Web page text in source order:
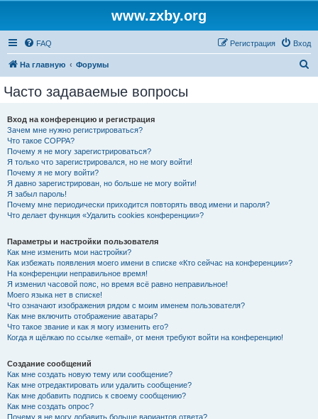
www.zxby.org
FAQ Вход
Регистрация
На главную Форумы
Часто задаваемые вопросы
Вход на конференцию и регистрация
Зачем мне нужно регистрироваться?
Что такое COPPA?
Почему я не могу зарегистрироваться?
Я только что зарегистрировался, но не могу войти!
Почему я не могу войти?
Я давно зарегистрирован, но больше не могу войти!
Я забыл пароль!
Почему мне периодически приходится повторять ввод имени и пароля?
Что делает функция «Удалить cookies конференции»?
Параметры и настройки пользователя
Как мне изменить мои настройки?
Как избежать появления моего имени в списке «Кто сейчас на конференции»?
На конференции неправильное время!
Я изменил часовой пояс, но время всё равно неправильное!
Моего языка нет в списке!
Что означают изображения рядом с моим именем пользователя?
Как мне включить отображение аватары?
Что такое звание и как я могу изменить его?
Когда я щёлкаю по ссылке «email», от меня требуют войти на конференцию!
Создание сообщений
Как мне создать новую тему или сообщение?
Как мне отредактировать или удалить сообщение?
Как мне добавить подпись к своему сообщению?
Как мне создать опрос?
Почему я не могу добавить больше вариантов ответа?